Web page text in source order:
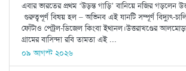
এবার ভারতের প্রথম ‘উড়ন্ত গাড়ি’ বানিয়ে নজির গড়লেন
গুরুত্বপূর্ণ বিষয় হল – অভিনব এই যানটি সম্পূর্ণ বিদ্যুৎ-
ফোঁটাও পেট্রল-ডিজেল কিংবা ইথানল।উত্তরাখণ্ডের
গ্রামের বাসিন্দা রবি তামতা এই ...
০৯ আগস্ট ২০২৬